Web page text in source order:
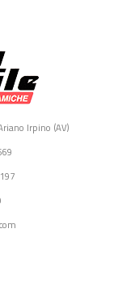
Irpino (AV)